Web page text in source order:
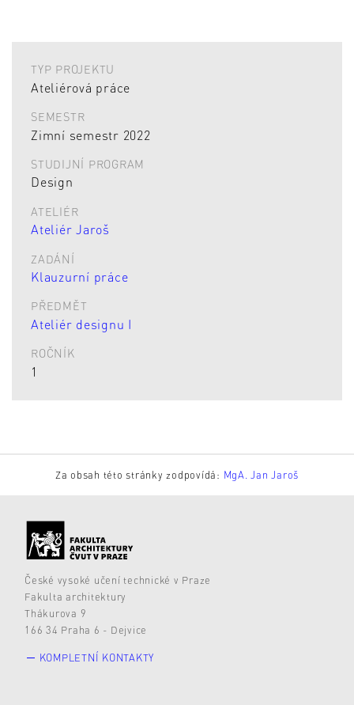
TYP PROJEKTU
Ateliérová práce
SEMESTR
Zimní semestr 2022
STUDIJNÍ PROGRAM
Design
ATELIÉR
Ateliér Jaroš
ZADÁNÍ
Klauzurní práce
PŘEDMĚT
Ateliér designu I
ROČNÍK
1
Za obsah této stránky zodpovídá: MgA. Jan Jaroš
České vysoké učení technické v Praze
Fakulta architektury
Thákurova 9
166 34 Praha 6 - Dejvice
KOMPLETNÍ KONTAKTY